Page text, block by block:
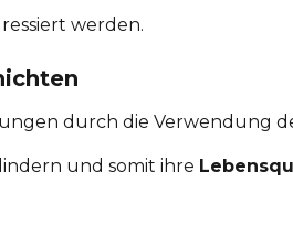
werden.
durch die Verwendung
und somit ihre